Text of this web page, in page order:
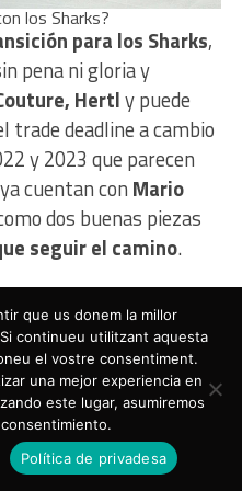
los Sharks?
para los Sharks,
pena ni gloria y
Hertly puede
trade deadline a cambio
y 2023 que parecen
cuentan con Mario
dos buenas piezas
seguir el camino.
– No se repite
algo excepcional.
llega a la final de la
todos y jugando a un
que us donem la millor
continueu utilitzant aquesta
el vostre consentiment.
una mejor experiencia en
este lugar, asumiremos
Política de privadesa